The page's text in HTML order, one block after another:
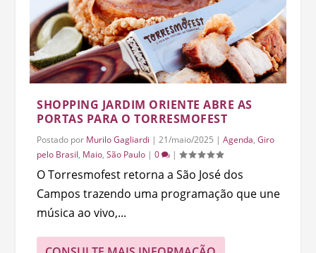
SHOPPING JARDIM ORIENTE ABRE AS
PORTAS PARA O TORRESMOFEST
Postado por Murilo Gagliardi |21/maio/2025 |Agenda,Giro
pelo Brasil, Maio,São Paulo |0 |
O Torresmofest retorna a São José dos
Campos trazendo uma programação que une
música ao vivo,...